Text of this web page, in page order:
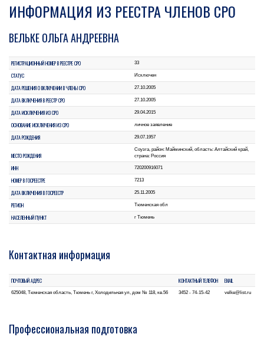
ИНФОРМАЦИЯ ИЗ РЕЕСТРА ЧЛЕНОВ СРО
ВЕЛЬКЕ ОЛЬГА АНДРЕЕВНА
РЕГИСТРАЦИОННЫЙ НОМЕР В РЕЕСТРЕ СРО 33
СТАТУС Исключен
ДАТА РЕШЕНИЯ О ВКЛЮЧЕНИИ В ЧЛЕНЫ СРО 27.10.2005
ДАТА ВКЛЮЧЕНИЯ В РЕЕСТР СРО 27.10.2005
ДАТА ИСКЛЮЧЕНИЯ ИЗ СРО 29.04.2015
ОСНОВАНИЕ ИСКЛЮЧЕНИЯ ИЗ СРО личное заявление
ДАТА РОЖДЕНИЯ 29.07.1957
МЕСТО РОЖДЕНИЯ
Соузга, район: Майминский, область: Алтайский край,
страна: Россия
ИНН 720200916071
НОМЕР В ГОСРЕЕСТРЕ 7213
ДАТА ВКЛЮЧЕНИЯ В ГОСРЕЕСТР 25.11.2005
РЕГИОН Тюменская обл
НАСЕЛЕННЫЙ ПУНКТ г Тюмень
Контактная информация
ПОЧТОВЫЙ АДРЕС КОНТАКТНЫЙ ТЕЛЕФОН EMAIL
625048, Тюменская область, Тюмень г, Холодильная ул, дом № 118, кв.56 3452 - 74-15-42 velke@list.ru
Профессиональная подготовка